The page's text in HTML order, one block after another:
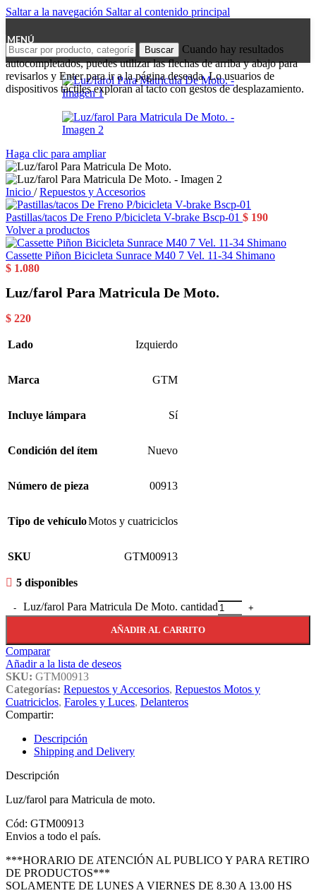
Saltar a la navegación Saltar al contenido principal
MENÚ
Buscar
Cuando hay resultados
autocompletados, puedes utilizar las flechas de arriba y abajo para
revisarlos y Enter para ir a la página deseada. Lo usuarios de
dispositivos táctiles exploran al tacto con gestos de desplazamiento.
Haga clic para ampliar
Inicio / Repuestos y Accesorios
Pastillas/tacos De Freno P/bicicleta V-brake Bscp-01 $ 190
Volver a productos
Cassette Piñon Bicicleta Sunrace M40 7 Vel. 11-34 Shimano
$ 1.080
Luz/farol Para Matricula De Moto.
$ 220
Lado Izquierdo
Marca GTM
Incluye lámpara Sí
Condición del ítem Nuevo
Número de pieza 00913
Tipo de vehículoMotos y cuatriciclos
SKU GTM00913
5 disponibles
Luz/farol Para Matricula De Moto. cantidad
AÑADIR AL CARRITO
Comparar
Añadir a la lista de deseos
SKU: GTM00913
Categorías: Repuestos y Accesorios, Repuestos Motos y
Cuatriciclos, Faroles y Luces, Delanteros
Compartir:
Descripción
Shipping and Delivery
Descripción
Luz/farol para Matricula de moto.
Cód: GTM00913
Envios a todo el país.
***HORARIO DE ATENCIÓN AL PUBLICO Y PARA RETIRO
DE PRODUCTOS***
SOLAMENTE DE LUNES A VIERNES DE 8.30 A 13.00 HS